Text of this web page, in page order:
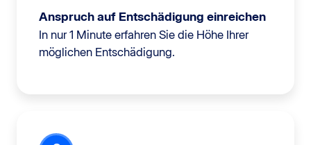
Anspruch auf Entschädigung einreichen
In nur 1 Minute erfahren Sie die Höhe Ihrer
möglichen Entschädigung.